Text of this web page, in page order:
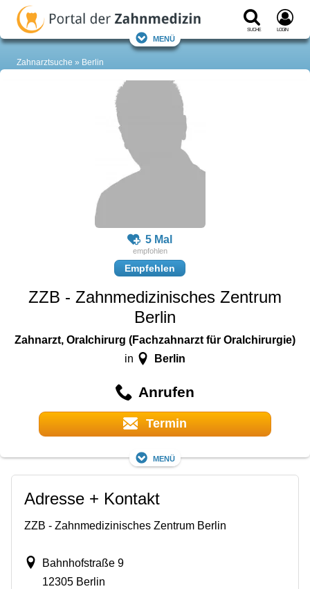
Suche Login
Menü
Zahnarztsuche Berlin
5 Mal
Empfehlen
ZZB - Zahnmedizinisches Zentrum
Berlin
Zahnarzt, Oralchirurg (Fachzahnarzt für Oralchirurgie)
in Berlin
Anrufen
Termin
Menü
Adresse + Kontakt
ZZB - Zahnmedizinisches Zentrum Berlin
Bahnhofstraße 9
12305 Berlin